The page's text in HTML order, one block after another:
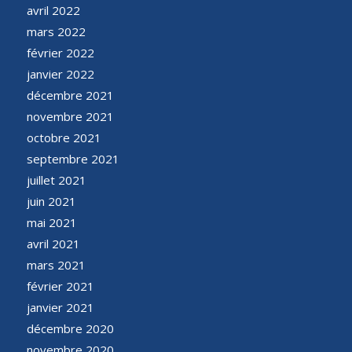
avril 2022
mars 2022
février 2022
janvier 2022
décembre 2021
novembre 2021
octobre 2021
septembre 2021
juillet 2021
juin 2021
mai 2021
avril 2021
mars 2021
février 2021
janvier 2021
décembre 2020